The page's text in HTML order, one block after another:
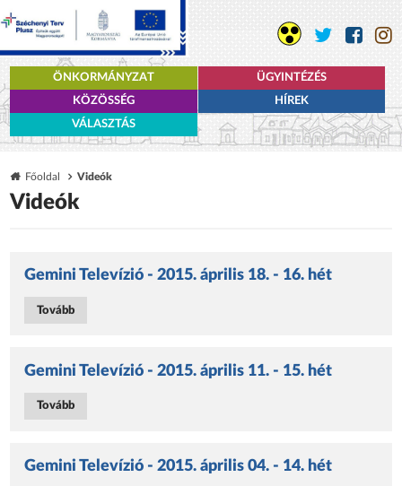
ÖNKORMÁNYZAT
ÜGYINTÉZÉS
KÖZÖSSÉG
HÍREK
VÁLASZTÁS
Főoldal Videók
Videók
Gemini Televízió - 2015. április 18. - 16. hét
Tovább
Gemini Televízió - 2015. április 11. - 15. hét
Tovább
Gemini Televízió - 2015. április 04. - 14. hét